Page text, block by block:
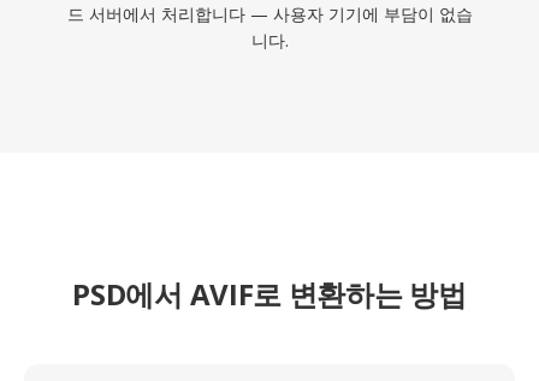
드 서버에서 처리합니다 — 사용자 기기에 부담이 없습
니다.
PSD에서 AVIF로 변환하는 방법